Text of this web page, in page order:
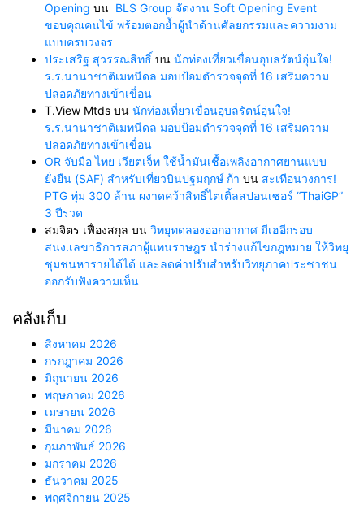
Opening บน BLS Group จัดงาน Soft Opening Event
ขอบคุณคนไข้ พร้อมตอกย้ำผู้นำด้านศัลยกรรมและความงาม
แบบครบวงจร
ประเสริฐ สุวรรณสิทธิ์ บน นักท่องเที่ยวเขื่อนอุบลรัตน์อุ่นใจ!
ร.ร.นานาชาติเมทนีดล มอบป้อมตำรวจจุดที่ 16 เสริมความ
ปลอดภัยทางเข้าเขื่อน
T.View Mtds บน นักท่องเที่ยวเขื่อนอุบลรัตน์อุ่นใจ!
ร.ร.นานาชาติเมทนีดล มอบป้อมตำรวจจุดที่ 16 เสริมความ
ปลอดภัยทางเข้าเขื่อน
OR จับมือ ไทย เวียตเจ็ท ใช้น้ำมันเชื้อเพลิงอากาศยานแบบ
ยั่งยืน (SAF) สำหรับเที่ยวบินปฐมฤกษ์ ก้า บน สะเทือนวงการ!
PTG ทุ่ม 300 ล้าน ผงาดคว้าสิทธิ์ไตเติ้ลสปอนเซอร์ “ThaiGP”
3 ปีรวด
สมจิตร เฟื่องสกุล บน วิทยุทดลองออกอากาศ มีเฮอีกรอบ
สนง.เลขาธิการสภาผู้แทนราษฎร นำร่างแก้ไขกฎหมาย ให้วิทยุ
ชุมชนหารายได้ได้ และลดค่าปรับสำหรับวิทยุภาคประชาชน
ออกรับฟังความเห็น
คลังเก็บ
สิงหาคม 2026
กรกฎาคม 2026
มิถุนายน 2026
พฤษภาคม 2026
เมษายน 2026
มีนาคม 2026
กุมภาพันธ์ 2026
มกราคม 2026
ธันวาคม 2025
พฤศจิกายน 2025